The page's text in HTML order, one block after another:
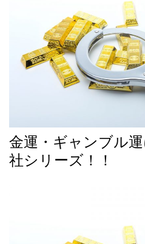
金運・ギャンブル
社シリーズ！！